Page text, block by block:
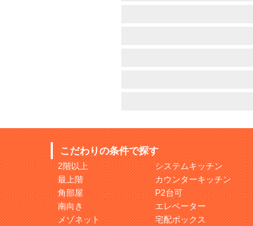
こだわりの条件で探す
2階以上
最上階
角部屋
南向き
メゾネット
システムキッチン
カウンターキッチン
P2台可
エレベーター
宅配ボックス